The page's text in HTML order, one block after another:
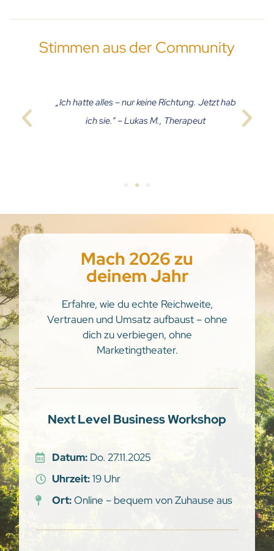
Stimmen aus der Community
„Ich hatte alles – nur keine Richtung. Jetzt hab
ich sie.“ – Lukas M., Therapeut
Mach 2026 zu
deinem Jahr
Erfahre, wie du echte Reichweite,
Vertrauen und Umsatz aufbaust – ohne
dich zu verbiegen, ohne
Marketingtheater.
Next Level Business Workshop
Datum:Do. 27.11.2025
Uhrzeit:19 Uhr
Ort:Online – bequem von Zuhause aus